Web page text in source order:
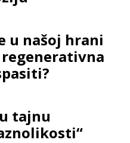
u našoj hrani
tajnu